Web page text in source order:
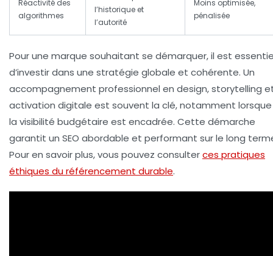
Réactivité des
algorithmes
l’historique et
l’autorité
Moins optimisée,
pénalisée
Pour une marque souhaitant se démarquer, il est
d’investir dans une stratégie globale et cohérente. Un
accompagnement professionnel en design, storytelling
activation digitale est souvent la clé, notamment lorsque
la visibilité budgétaire est encadrée. Cette démarche
garantit un SEO abordable et performant sur le long
Pour en savoir plus, vous pouvez consulterces pratiques
éthiques du référencement durable.